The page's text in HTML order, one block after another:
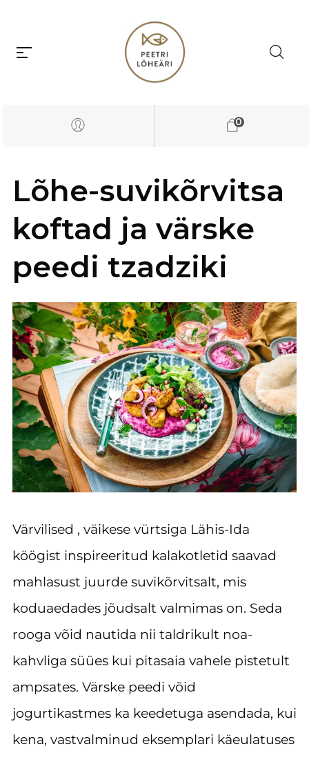
0
Lõhe-suvikõrvitsa
koftad ja värske
peedi tzadziki
Värvilised , väikese vürtsiga Lähis-Ida
köögist inspireeritud kalakotletid saavad
mahlasust juurde suvikõrvitsalt, mis
koduaedades jõudsalt valmimas on. Seda
rooga võid nautida nii taldrikult noa-
kahvliga süües kui pitasaia vahele pistetult
ampsates. Värske peedi võid
jogurtikastmes ka keedetuga asendada, kui
kena, vastvalminud eksemplari käeulatuses